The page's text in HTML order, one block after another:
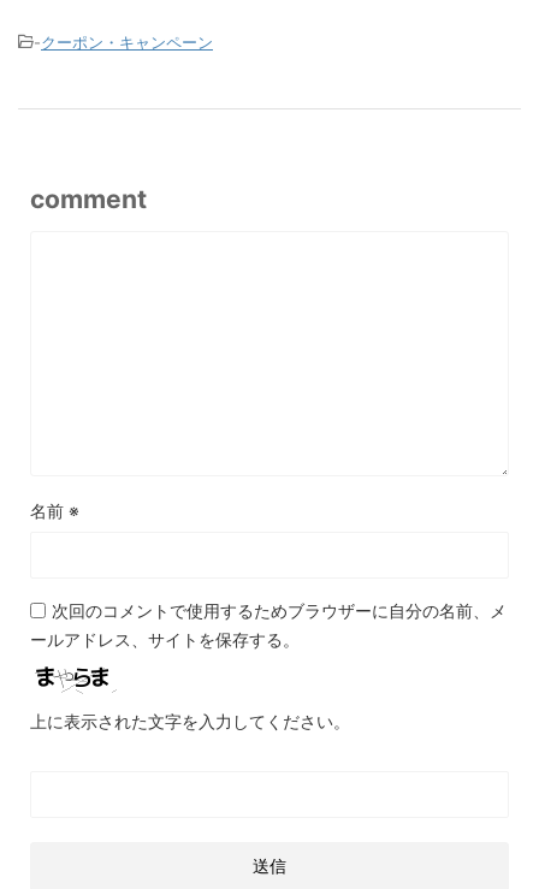
-クーポン・キャンペーン
comment
名前 ※
次回のコメントで使用するためブラウザーに自分の名前、メ
ールアドレス、サイトを保存する。
上に表示された文字を入力してください。